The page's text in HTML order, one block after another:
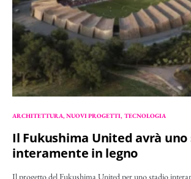
ARCHITETTURA NUOVI PROGETTI TECNOLOGIA
Il Fukushima United avrà
interamente in legno
Il progetto del Fukushima United per uno stadio